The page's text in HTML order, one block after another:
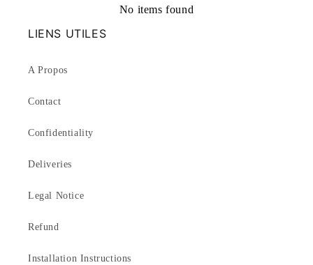
No items found
LIENS UTILES
A Propos
Contact
Confidentiality
Deliveries
Legal Notice
Refund
Installation Instructions